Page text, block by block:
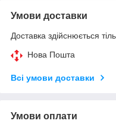
Умови доставки
Доставка здійснюється
Нова Пошта
Всі умови доставки
Умови оплати